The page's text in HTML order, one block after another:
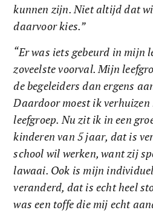
kunnen zijn. Niet altijd dat
daarvoor kies.”
“Er was iets gebeurd in mijn
zoveelste voorval. Mijn
de begeleiders dan ergens
Daardoor moest ik verhuizen
leefgroep. Nu zit ik in een
kinderen van 5 jaar, dat is
school wil werken, want zij
lawaai. Ook is mijn
veranderd, dat is echt heel
was een toffe die mij echt